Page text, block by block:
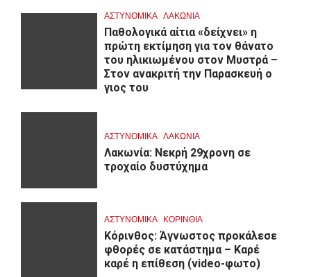
ΑΣΤΥΝΟΜΙΚΑ ΛΑΚΩΝΙΑ
Παθολογικά αίτια «δείχνει» η
πρώτη εκτίμηση για τον θάνατο
του ηλικιωμένου στον Μυστρά –
Στον ανακριτή την Παρασκευή ο
γιος του
ΑΣΤΥΝΟΜΙΚΑ ΛΑΚΩΝΙΑ
Λακωνία: Νεκρή 29χρονη σε
τροχαίο δυστύχημα
ΑΣΤΥΝΟΜΙΚΑ ΚΟΡΙΝΘΊΑ
Κόρινθος: Άγνωστος προκάλεσε
φθορές σε κατάστημα – Καρέ
καρέ η επίθεση (video-φωτο)